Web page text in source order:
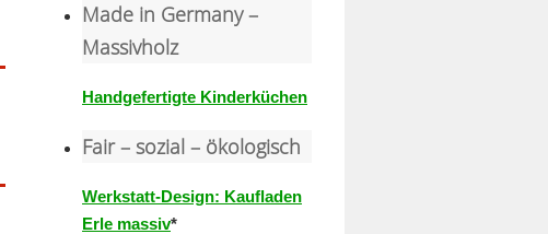
Made in Germany –
Massivholz
Handgefertigte Kinderküchen
Fair – sozial – ökologisch
Werkstatt-Design: Kaufladen
Erle massiv*